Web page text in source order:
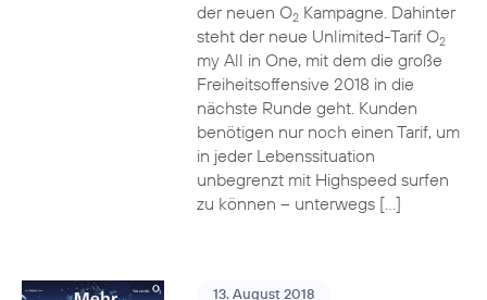
der neuen O2Kampagne. Dahinter
steht der neue Unlimited-Tarif O2
my All in One, mit dem die große
Freiheitsoffensive 2018 in die
nächste Runde geht. Kunden
benötigen nur noch einen Tarif, um
in jeder Lebenssituation
unbegrenzt mit Highspeed surfen
zu können – unterwegs […]
13. August 2018